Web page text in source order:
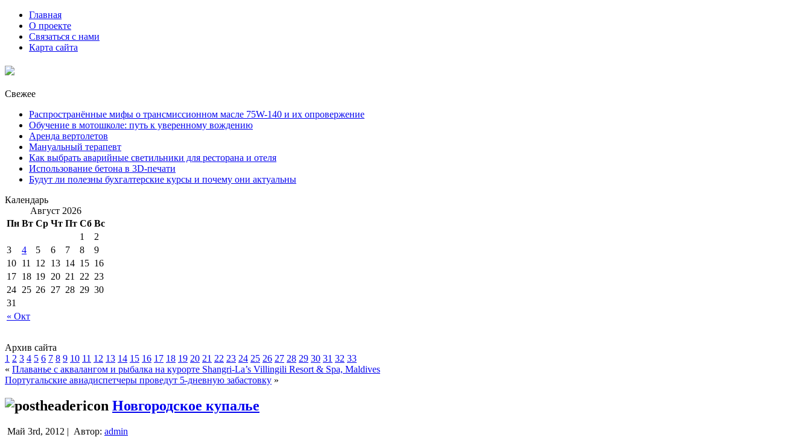
Главная
О проекте
Связаться с нами
Карта сайта
Свежее
Распространённые мифы о трансмиссионном масле 75W-140 и их опровержение
Обучение в мотошколе: путь к уверенному вождению
Аренда вертолетов
Мануальный терапевт
Как выбрать аварийные светильники для ресторана и отеля
Использование бетона в 3D-печати
Будут ли полезны бухгалтерские курсы и почему они актуальны
Календарь
Август 2026
Пн Вт Ср Чт Пт Сб Вс
« Окт
1
2
3
4 5 6 7 8
9
10 11 12 13 14 15 16
17 18 19 20 21 22 23
24 25 26 27 28 29 30
31
Архив сайта
1 2 3 4 5 6 7 8 9 10 11 12 13 14 15 16 17 18 19 20 21 22 23 24 25 26 27 28 29 30 31 32 33
« Плаванье с аквалангом и рыбалка на курорте Shangri-La’s Villingili Resort & Spa, Maldives
Португальские авиадиспетчеры проведут 5-дневную забастовку »
Новгородское купалье
Май 3rd, 2012 | Автор: admin